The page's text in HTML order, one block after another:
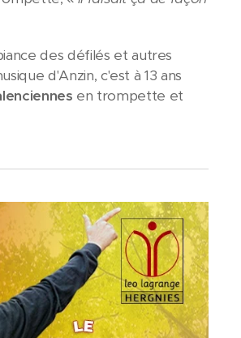
des défilés et autres
d'Anzin, c'est à 13 ans
en trompette et